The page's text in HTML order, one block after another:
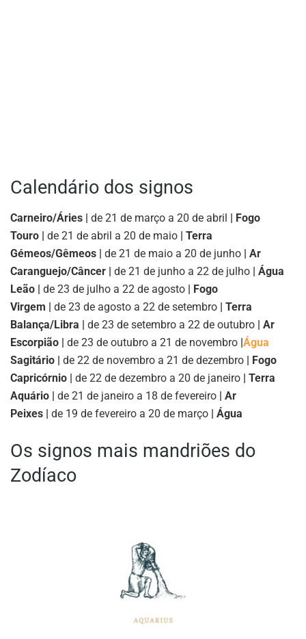
Calendário dos signos
Carneiro/Áries | de 21 de março a 20 de abril | Fogo
Touro | de 21 de abril a 20 de maio | Terra
Gémeos/Gêmeos | de 21 de maio a 20 de junho | Ar
Caranguejo/Câncer | de 21 de junho a 22 de julho | Água
Leão | de 23 de julho a 22 de agosto | Fogo
Virgem | de 23 de agosto a 22 de setembro | Terra
Balança/Libra | de 23 de setembro a 22 de outubro | Ar
Escorpião | de 23 de outubro a 21 de novembro |Água
Sagitário | de 22 de novembro a 21 de dezembro | Fogo
Capricórnio | de 22 de dezembro a 20 de janeiro | Terra
Aquário | de 21 de janeiro a 18 de fevereiro | Ar
Peixes | de 19 de fevereiro a 20 de março | Água
Os signos mais mandriões do
Zodíaco